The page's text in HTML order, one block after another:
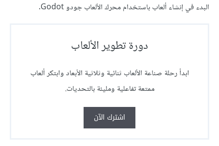
البدء في إنشاء ألعاب باستخدام محرك الألعاب جودو Godot.
دورة تطوير الألعاب
ابدأ رحلة صناعة الألعاب ثنائية وثلاثية الأبعاد وابتكر ألعاب
ممتعة تفاعلية ومليئة بالتحديات.
اشترك الآن